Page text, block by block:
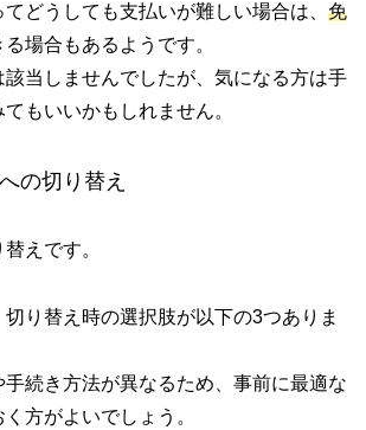
どうしても支払いが難しい場合は、 免
場合もあるようです。
当しませんでしたが、気になる方は手
もいいかもしれません。
の切り替え
えです。
り替え時の選択肢が以下の3つありま
続き方法が異なるため、事前に最適な
方がよいでしょう。